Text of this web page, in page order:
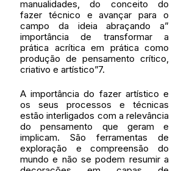
manualidades, do conceito do
fazer técnico e avançar para o
campo da ideia abraçando a”
importância de transformar a
prática acrítica em prática como
produção de pensamento crítico,
criativo e artístico”7.
A importância do fazer artístico e
os seus processos e técnicas
estão interligados com a relevância
do pensamento que geram e
implicam. São ferramentas de
exploração e compreensão do
mundo e não se podem resumir a